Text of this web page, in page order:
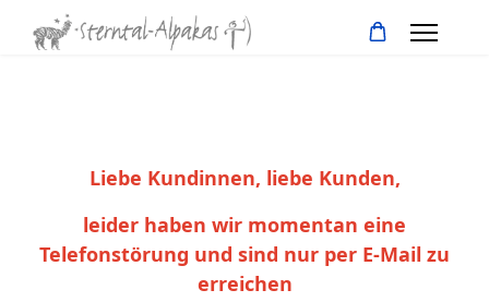
Liebe Kundinnen, liebe Kunden,
leider haben wir momentan eine
Telefonstörung und sind nur per E-Mail zu
erreichen